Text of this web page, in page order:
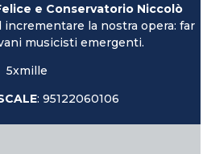
e Conservatorio Niccolò
incrementare la nostra opera: far
musicisti emergenti.
5xmille
: 95122060106